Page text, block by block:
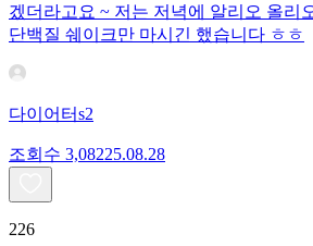
겠더라고요 ~ 저는 저녁에 알리오 올리
단백질 쉐이크만 마시긴 했습니다 ㅎㅎ
다이어터s2
조회수 3,08225.08.28
226